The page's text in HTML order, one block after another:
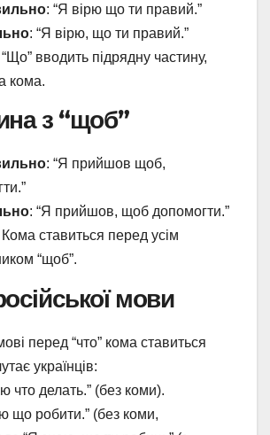
: “Я вірю що ти правий.”
: “Я вірю, що ти правий.”
“Що” вводить підрядну частину,
кома.
з “щоб”
: “Я прийшов щоб,
: “Я прийшов, щоб допомогти.”
Кома ставиться перед усім
“щоб”.
мови
перед “что” кома ставиться
українців:
что делать.” (без коми).
що робити.” (без коми,